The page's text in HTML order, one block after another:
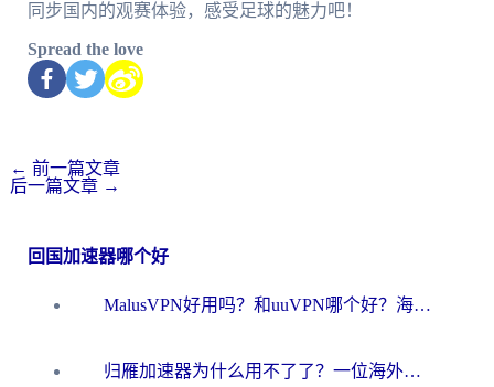
同步国内的观赛体验，感受足球的魅力吧！
Spread the love
← 前一篇文章
后一篇文章 →
回国加速器哪个好
MalusVPN好用吗？和uuVPN哪个好？海外党无缝访问国内资源的真实对比与选择指南
归雁加速器为什么用不了了？一位海外游子的真实困惑与技术解答